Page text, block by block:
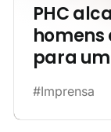
PHC
homens
para
Parreira
#Imprensa